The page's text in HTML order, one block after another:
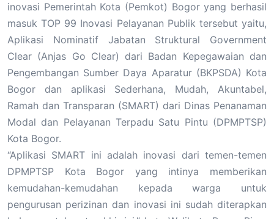
inovasi Pemerintah Kota (Pemkot) Bogor yang berhasil
masuk TOP 99 Inovasi Pelayanan Publik tersebut yaitu,
Aplikasi Nominatif Jabatan Struktural Government
Clear (Anjas Go Clear) dari Badan Kepegawaian dan
Pengembangan Sumber Daya Aparatur (BKPSDA) Kota
Bogor dan aplikasi Sederhana, Mudah, Akuntabel,
Ramah dan Transparan (SMART) dari Dinas Penanaman
Modal dan Pelayanan Terpadu Satu Pintu (DPMPTSP)
Kota Bogor.
“Aplikasi SMART ini adalah inovasi dari temen-temen
DPMPTSP Kota Bogor yang intinya memberikan
kemudahan-kemudahan kepada warga untuk
pengurusan perizinan dan inovasi ini sudah diterapkan